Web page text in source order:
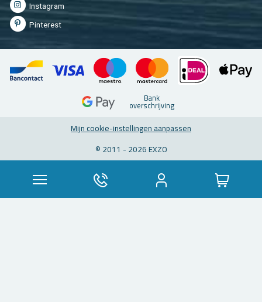
In­st­agram
Pin­te­rest
Bank
over­schrij­ving
Mijn coo­kie-in­stel­lin­gen aan­pas­sen
© 2011 - 2026 EXZO